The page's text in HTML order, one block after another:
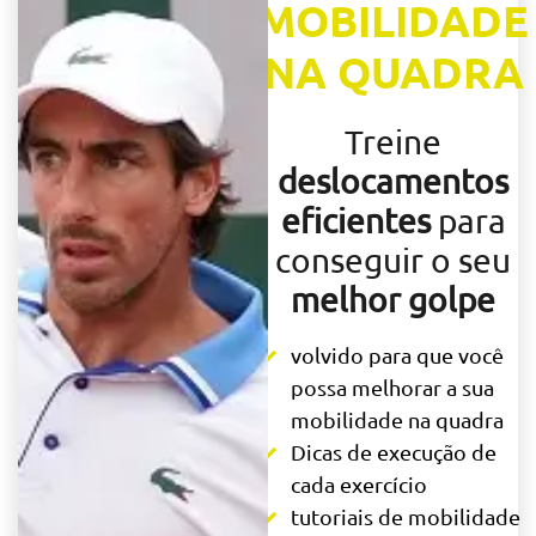
MOBILIDADE
NA QUADRA
Treine
deslocamentos
eficientes para
conseguir o seu
melhor golpe
volvido para que você
possa melhorar a sua
mobilidade na quadra
Dicas de execução de
cada exercício
tutoriais de mobilidade